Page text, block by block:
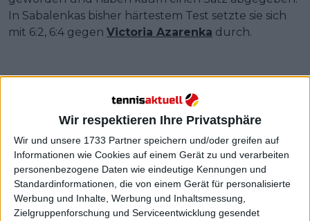
Wir respektieren Ihre Privatsphäre
Wir und unsere 1733 Partner speichern und/oder greifen auf
Informationen wie Cookies auf einem Gerät zu und verarbeiten
personenbezogene Daten wie eindeutige Kennungen und
Standardinformationen, die von einem Gerät für personalisierte
Werbung und Inhalte, Werbung und Inhaltsmessung,
Zielgruppenforschung und Serviceentwicklung gesendet
In Sabalenkas bisher härtestem Test setzte sie sich
mit 6:2, 6:4 gegen Victoria Azarenka durch.
BrisbaneTennis · Follow
Sabalenka is SURGING ⚡️
The No.1 seed takes the opener 6-2
against Azarenka 😲
#BrisbaneTennis